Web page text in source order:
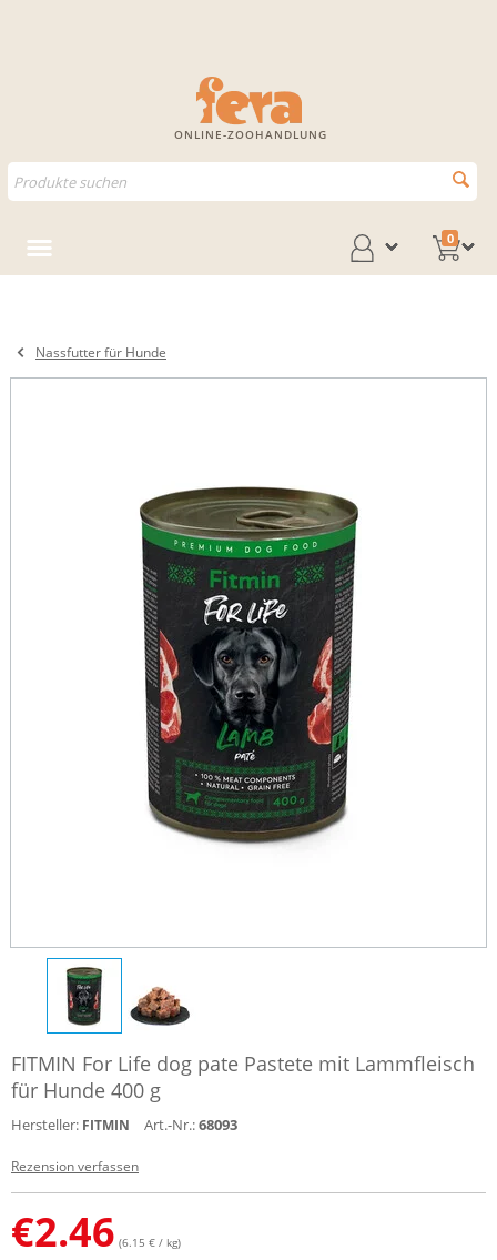
ONLINE-ZOOHANDLUNG
0
Nassfutter für Hunde
FITMIN For Life dog pate Pastete mit Lammfleisch
für Hunde 400 g
Hersteller: FITMIN Art.-Nr.:68093
Rezension verfassen
€2.46 (6.15 € / kg)